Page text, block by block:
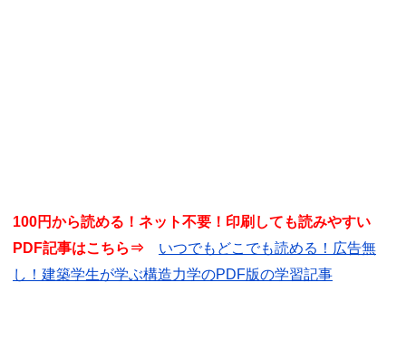
100円から読める！ネット不要！印刷しても読みやすい
PDF記事はこちら⇒ いつでもどこでも読める！広告無
し！建築学生が学ぶ構造力学のPDF版の学習記事